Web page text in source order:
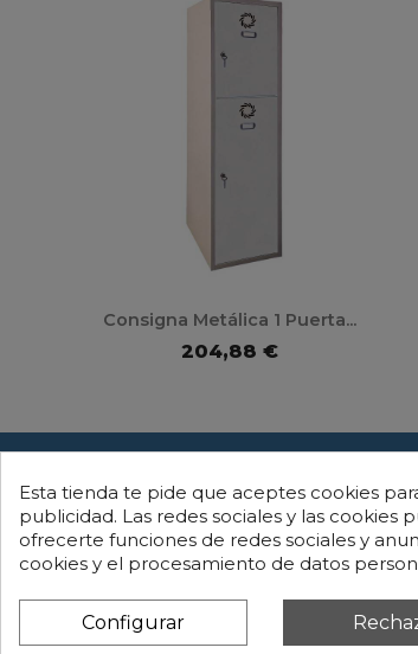
Consigna Metálica 1 Puerta...
204,88 €
INFORMACIÓN
Aviso legal
Política de cookies
Política de privacidad
Esta tienda te pide que aceptes cookies
publicidad. Las redes sociales y las cookies
ofrecerte funciones de redes sociales y
cookies y el procesamiento de datos
Configurar